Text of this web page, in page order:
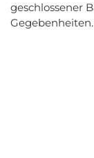
geschlossener
Gegebenheiten.